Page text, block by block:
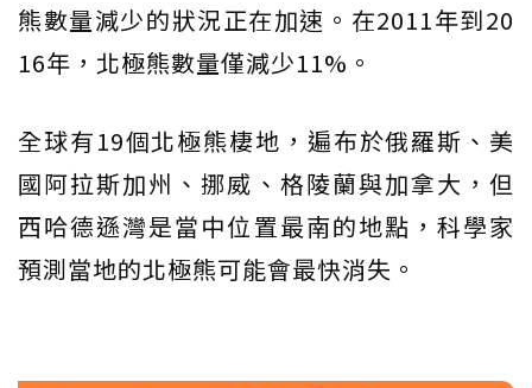
熊數量減少的狀況正在加速。在2011年到20
16年，北極熊數量僅減少11%。
全球有19個北極熊棲地，遍布於俄羅斯、美
國阿拉斯加州、挪威、格陵蘭與加拿大，但
西哈德遜灣是當中位置最南的地點，科學家
預測當地的北極熊可能會最快消失。